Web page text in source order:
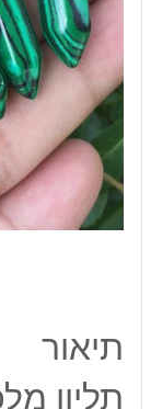
תיאור
תליון